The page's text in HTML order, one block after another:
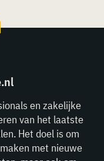
en zakelijke
van het laatste
Het doel is om
met nieuwe